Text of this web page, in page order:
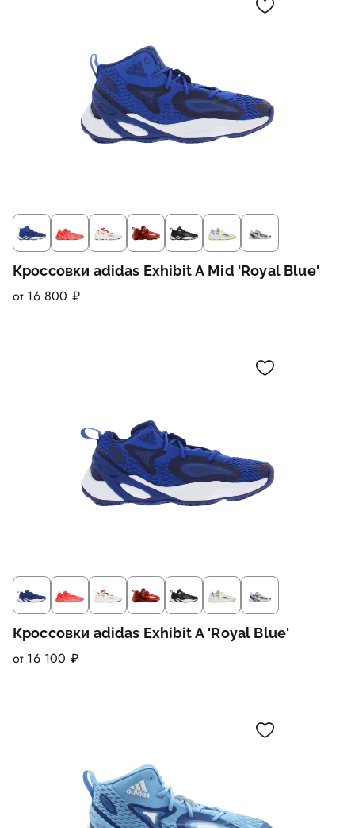
Кроссовки adidas Exhibit A Mid 'Royal Blue'
от 16 800 ₽
Кроссовки adidas Exhibit A 'Royal Blue'
от 16 100 ₽